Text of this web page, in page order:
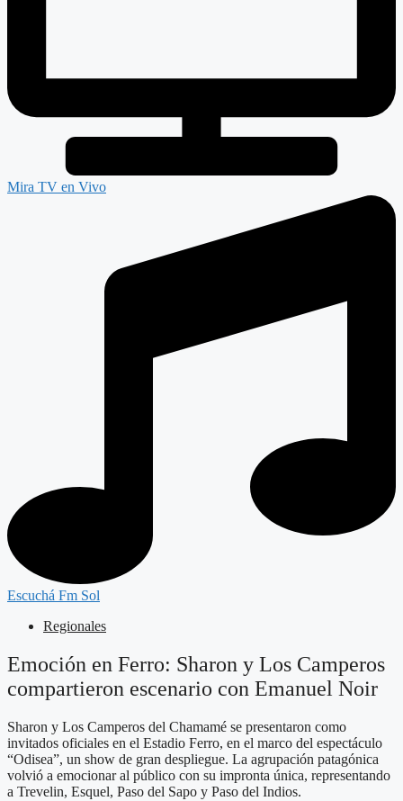
Mira TV en Vivo
Escuchá Fm Sol
Regionales
Emoción en Ferro: Sharon y Los Camperos
compartieron escenario con Emanuel Noir
Sharon y Los Camperos del Chamamé se presentaron como
invitados oficiales en el Estadio Ferro, en el marco del espectáculo
“Odisea”, un show de gran despliegue. La agrupación patagónica
volvió a emocionar al público con su impronta única, representando
a Trevelin, Esquel, Paso del Sapo y Paso del Indios.